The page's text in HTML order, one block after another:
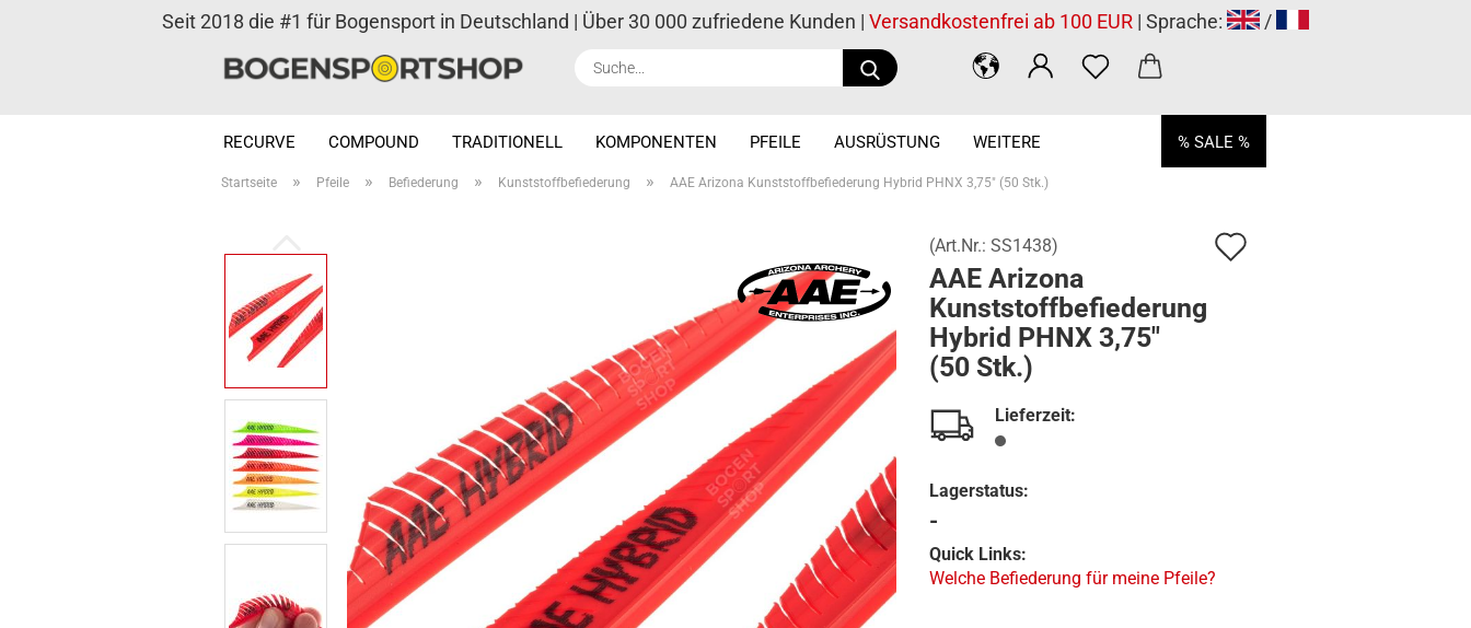
Suche...
Seit 2018 die #1 für Bogensport in Deutschland | Über 30 000 zufriedene Kunden | Versandkostenfrei ab 100 EUR | Sprache: /
RECURVE COMPOUND TRADITIONELL KOMPONENTEN PFEILE AUSRÜSTUNG % SALE %
WEITERE
Startseite » Pfeile » Befiederung » Kunststoffbefiederung » AAE Arizona Kunststoffbefiederung Hybrid PHNX 3,75" (50 Stk.)
(Art.Nr.: SS1438)
AAE Arizona
Kunststoffbefiederung
Hybrid PHNX 3,75"
(50 Stk.)
Lieferzeit:
Lagerstatus:
-
Quick Links:
Welche Befiederung für meine Pfeile?